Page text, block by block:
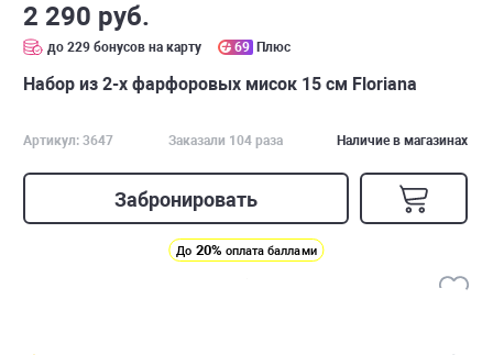
2 290 руб.
до 229 бонусов на карту 69 Плюс
Набор из 2-х фарфоровых мисок 15 см Floriana
Артикул: 3647 Заказали 104 раза Наличие в магазинах
Забронировать
До 20% оплата баллами